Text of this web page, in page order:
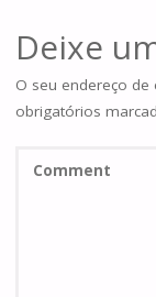
Deixe
O seu endereço
obrigatórios